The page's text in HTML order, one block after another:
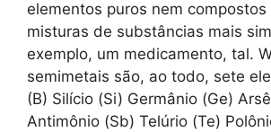
elementos puros nem compostos
misturas de substâncias mais
exemplo, um medicamento, tal.
semimetais são, ao todo, sete
(B) Silício (Si) Germânio (Ge)
Antimônio (Sb) Telúrio (Te)